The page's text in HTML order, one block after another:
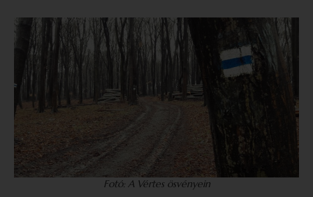
Fotó: A Vértes ösvényein